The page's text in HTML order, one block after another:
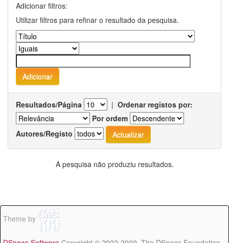
Adicionar filtros:
Utilizar filtros para refinar o resultado da pesquisa.
Resultados/Página | Ordenar registos por:
Por ordem
Autores/Registo
A pesquisa não produziu resultados.
Theme by